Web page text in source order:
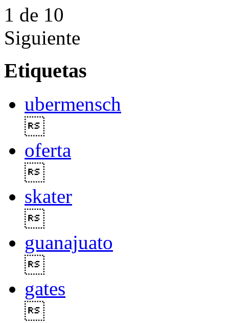
1 de 10
Siguiente
Etiquetas
ubermensch
oferta
skater
guanajuato
gates